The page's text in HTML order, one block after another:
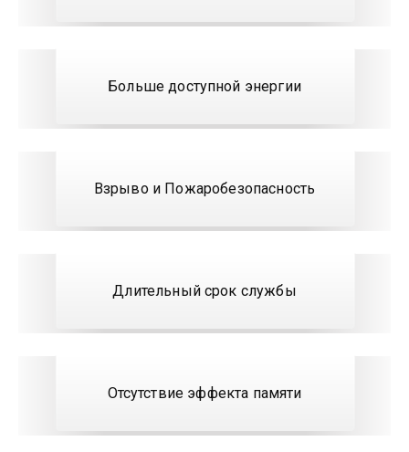
Больше доступной энергии
Взрыво и Пожаробезопасность
Длительный срок службы
Отсутствие эффекта памяти